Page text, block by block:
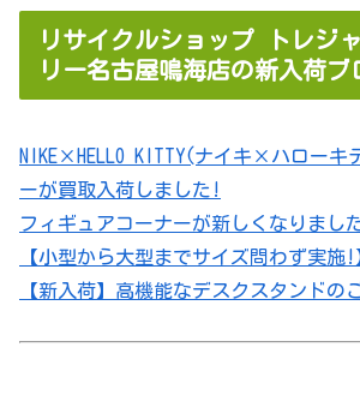
リサイクルショップ トレジ
リー名古屋鳴海店の新入荷ブ
NIKE×HELLO KITTY(ナイキ×ハローキ
ーが買取入荷しました!
フィギュアコーナーが新しくなりまし
【小型から大型までサイズ問わず実
【新入荷】高機能なデスクスタンドの